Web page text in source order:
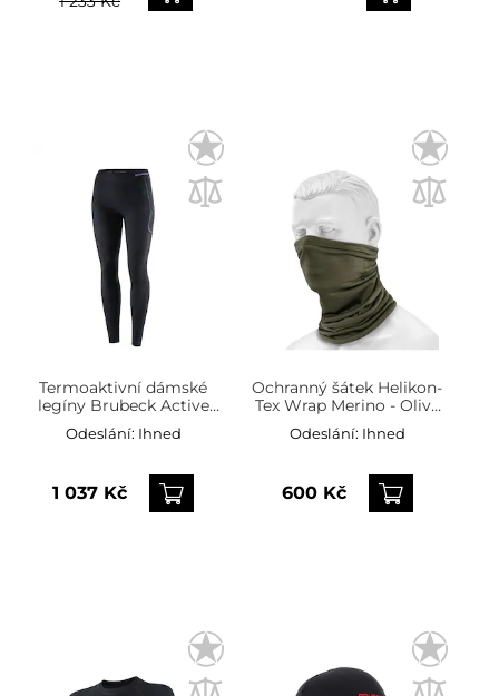
Termoaktivní dámské
legíny Brubeck Active
Wool - černé
Odeslání: Ihned
1 037 Kč
Ochranný šátek Helikon-
Tex Wrap Merino - Olive
Green
Odeslání: Ihned
600 Kč